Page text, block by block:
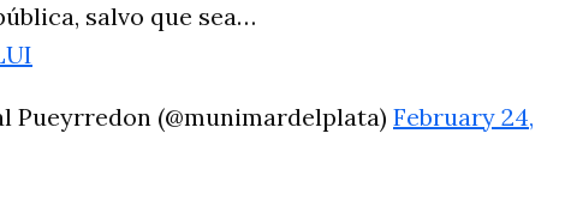
salvo que sea…
Pueyrredon (@munimardelplata) February 24,